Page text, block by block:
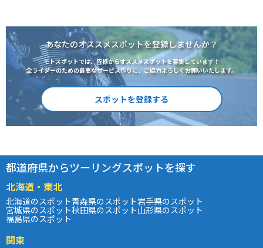
あなたのオススメスポットを登録しませんか？
モトスポットでは、皆様からオススメスポットを募集しています！
全ライダーのための最高なサービス作りに、ご協力よろしくお願いいたします。
スポットを登録する
都道府県からツーリングスポットを探す
北海道・東北
北海道のスポット青森県のスポット岩手県のスポット
宮城県のスポット秋田県のスポット山形県のスポット
福島県のスポット
関東